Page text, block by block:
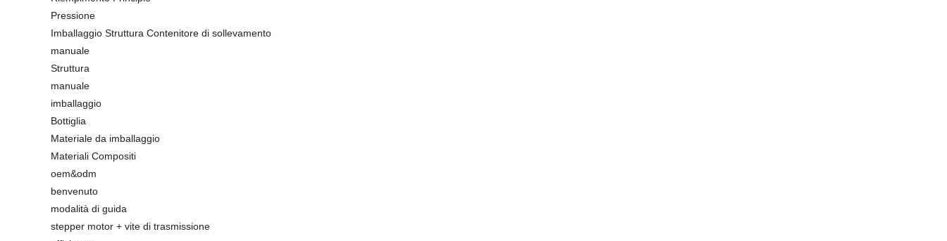
Pressione
Imballaggio Struttura Contenitore di sollevamento
manuale
Struttura
manuale
imballaggio
Bottiglia
Materiale da imballaggio
Materiali Compositi
oem&odm
benvenuto
modalità di guida
stepper motor + vite di trasmissione